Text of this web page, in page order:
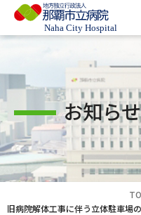
お知らせ
旧病院解体工事に伴う立体駐車場